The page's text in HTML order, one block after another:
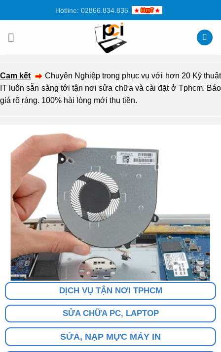
dung
Hotline: 02866.834.835
Cam kết
Chuyên Nghiệp trong phục vụ với hơn 20 Kỹ thuật
IT luôn sẵn sàng tới tận nơi sửa chữa và cài đặt ở Tphcm. Báo
giá rõ ràng. 100% hài lòng mới thu tiền.
DỊCH VỤ TẬN NƠI TPHCM
SỬA CHỮA PC, LAPTOP
SỬA, NẠP MỰC MÁY IN